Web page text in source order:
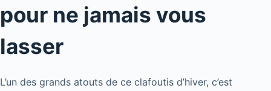
pour ne jamais vous
lasser
L’un des grands atouts de ce clafoutis d’hiver, c’est